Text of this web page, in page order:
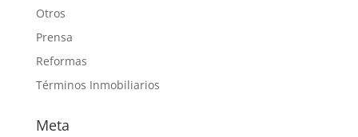
Otros
Prensa
Reformas
Términos Inmobiliarios
Meta